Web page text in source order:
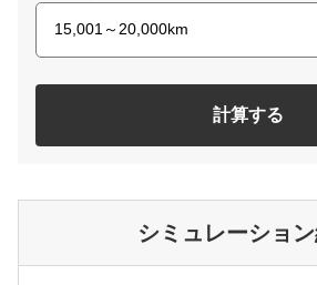
計算する
シミュレーショ